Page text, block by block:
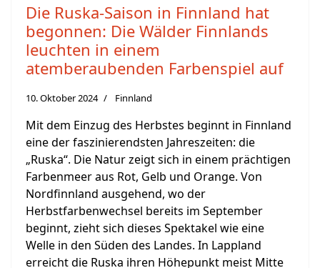
Die Ruska-Saison in Finnland hat
begonnen: Die Wälder Finnlands
leuchten in einem
atemberaubenden Farbenspiel auf
10. Oktober 2024 Finnland
Mit dem Einzug des Herbstes beginnt in Finnland
eine der faszinierendsten Jahreszeiten: die
„Ruska“. Die Natur zeigt sich in einem prächtigen
Farbenmeer aus Rot, Gelb und Orange. Von
Nordfinnland ausgehend, wo der
Herbstfarbenwechsel bereits im September
beginnt, zieht sich dieses Spektakel wie eine
Welle in den Süden des Landes. In Lappland
erreicht die Ruska ihren Höhepunkt meist Mitte